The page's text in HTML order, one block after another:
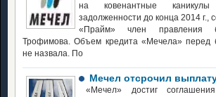
на ковенантные
задолженности до конца 2014 г.,
«Прайм» член правления
Трофимова. Объем кредита «Мечела» перед
не назвала. По
Мечел отсрочил
«Мечел» достиг